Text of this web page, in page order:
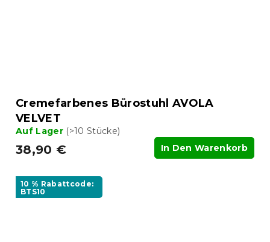
Cremefarbenes Bürostuhl AVOLA
VELVET
Auf Lager (>10 Stücke)
38,90 € In Den Warenkorb
10 % Rabattcode:
BTS10